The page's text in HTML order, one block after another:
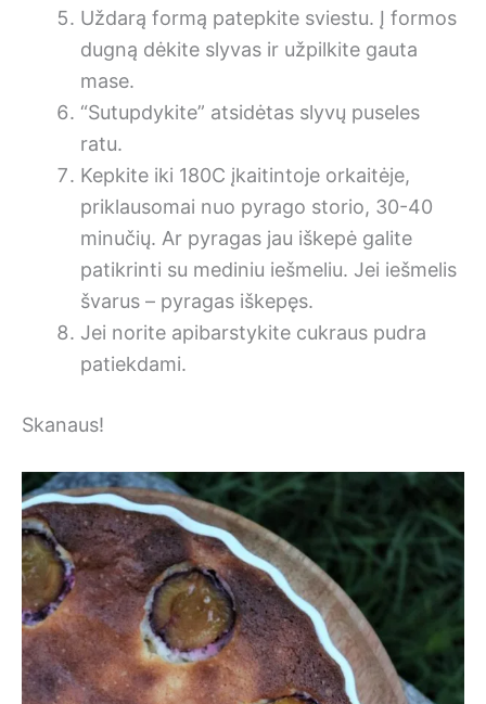
Uždarą formą patepkite sviestu. Į formos
dugną dėkite slyvas ir užpilkite gauta
mase.
“Sutupdykite” atsidėtas slyvų puseles
ratu.
Kepkite iki 180C įkaitintoje orkaitėje,
priklausomai nuo pyrago storio, 30-40
minučių. Ar pyragas jau iškepė galite
patikrinti su mediniu iešmeliu. Jei iešmelis
švarus – pyragas iškepęs.
Jei norite apibarstykite cukraus pudra
patiekdami.
Skanaus!